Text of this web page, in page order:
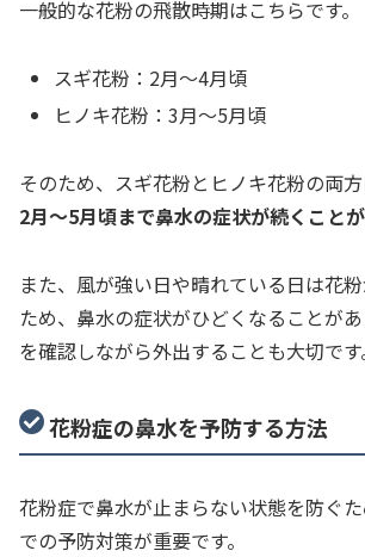
一般的な花粉の飛散時期はこちらです。
スギ花粉：2月〜4月頃
ヒノキ花粉：3月〜5月頃
そのため、スギ花粉とヒノキ花粉の両方
2月〜5月頃まで鼻水の症状が続くことが
また、風が強い日や晴れている日は花
ため、鼻水の症状がひどくなることが
を確認しながら外出することも大切です
花粉症の鼻水を予防する方法
花粉症で鼻水が止まらない状態を防ぐ
での予防対策が重要です。